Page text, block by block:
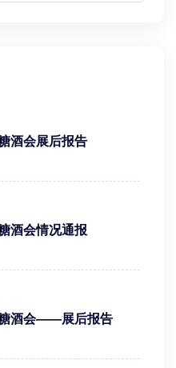
酒会展后报告
酒会情况通报
酒会——展后报告